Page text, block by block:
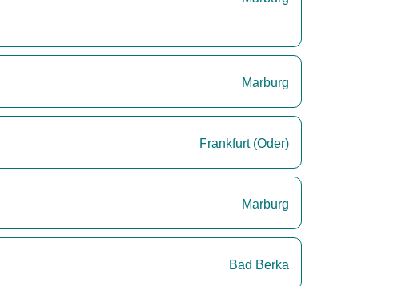
Marburg
Frankfurt (Oder)
Marburg
Bad Berka